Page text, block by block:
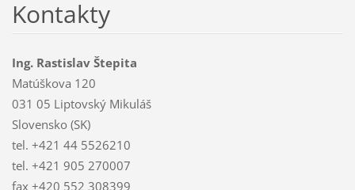
Kontakty
Ing. Rastislav Štepita
Matúškova 120
031 05 Liptovský Mikuláš
Slovensko (SK)
tel. +421 44 5526210
tel. +421 905 270007
fax +420 552 308399